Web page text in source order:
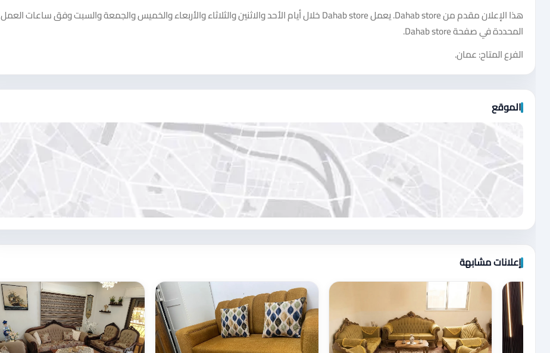
هذا الإعلان مقدم من Dahab store. يعمل Dahab store خلال أيام الأحد والاثنين والثلاثاء والأربعاء والخميس والجمعة والسبت وفق ساعات العمل
المحددة في صفحة Dahab store.
الفرع المتاح: عمان.
الموقع
اضغط لتحميل الموقع
إعلانات مشابهة